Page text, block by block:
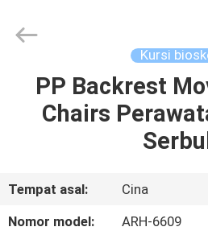
RUMAH
TENTANG
KAMI
Commercial
Co.,Ltd.
Kursi
PP Backrest
Chairs
Tempat asal:
Cina
Nomor model:
ARH-6609